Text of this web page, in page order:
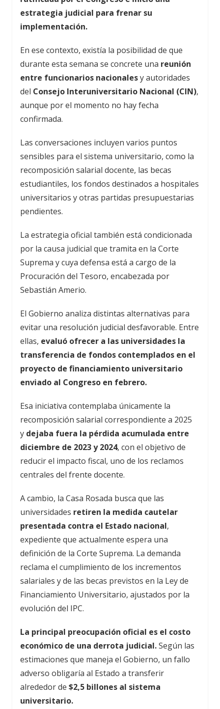
estrategia judicial para frenar su
implementación.
En ese contexto, existía la posibilidad de que
durante esta semana se concrete una reunión
entre funcionarios nacionalesy autoridades
del Consejo Interuniversitario Nacional (CIN),
aunque por el momento no hay fecha
confirmada.
Las conversaciones incluyen varios puntos
sensibles para el sistema universitario, como la
recomposición salarial docente, las becas
estudiantiles, los fondos destinados a hospitales
universitarios y otras partidas presupuestarias
pendientes.
La estrategia oficial también está condicionada
por la causa judicial que tramita en la Corte
Suprema y cuya defensa está a cargo de la
Procuración del Tesoro, encabezada por
Sebastián Amerio.
El Gobierno analiza distintas alternativas para
evitar una resolución judicial desfavorable. Entre
ellas, evaluó ofrecer a las universidades la
transferencia de fondos contemplados en el
proyecto de financiamiento universitario
enviado al Congreso en febrero.
Esa iniciativa contemplaba únicamente la
recomposición salarial correspondiente a 2025
y dejaba fuera la pérdida acumulada entre
diciembre de 2023 y 2024, con el objetivo de
reducir el impacto fiscal, uno de los reclamos
centrales del frente docente.
A cambio, la Casa Rosada busca que las
universidades retiren la medida cautelar
presentada contra el Estado nacional,
expediente que actualmente espera una
definición de la Corte Suprema. La demanda
reclama el cumplimiento de los incrementos
salariales y de las becas previstos en la Ley de
Financiamiento Universitario, ajustados por la
evolución del IPC.
La principal preocupación oficial es el costo
económico de una derrota judicial.Según las
estimaciones que maneja el Gobierno, un fallo
adverso obligaría al Estado a transferir
alrededor de $2,5 billones al sistema
universitario.